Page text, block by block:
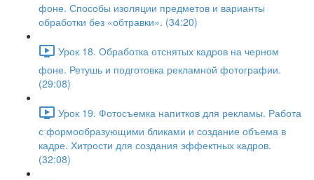
фоне. Способы изоляции предметов и варианты
обработки без «обтравки». (34:20)
Урок 18. Обработка отснятых кадров на черном
фоне. Ретушь и подготовка рекламной фотографии.
(29:08)
Урок 19. Фотосъемка напитков для рекламы. Работа
с формообразующими бликами и создание объема в
кадре. Хитрости для создания эффектных кадров.
(32:08)